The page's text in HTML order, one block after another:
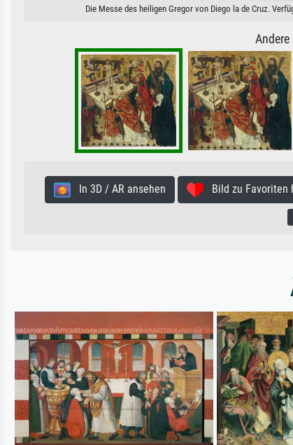
Die Messe des heiligen Gregor von Diego la de Cruz.
In 3D / AR ansehen Bild zu Favoriten